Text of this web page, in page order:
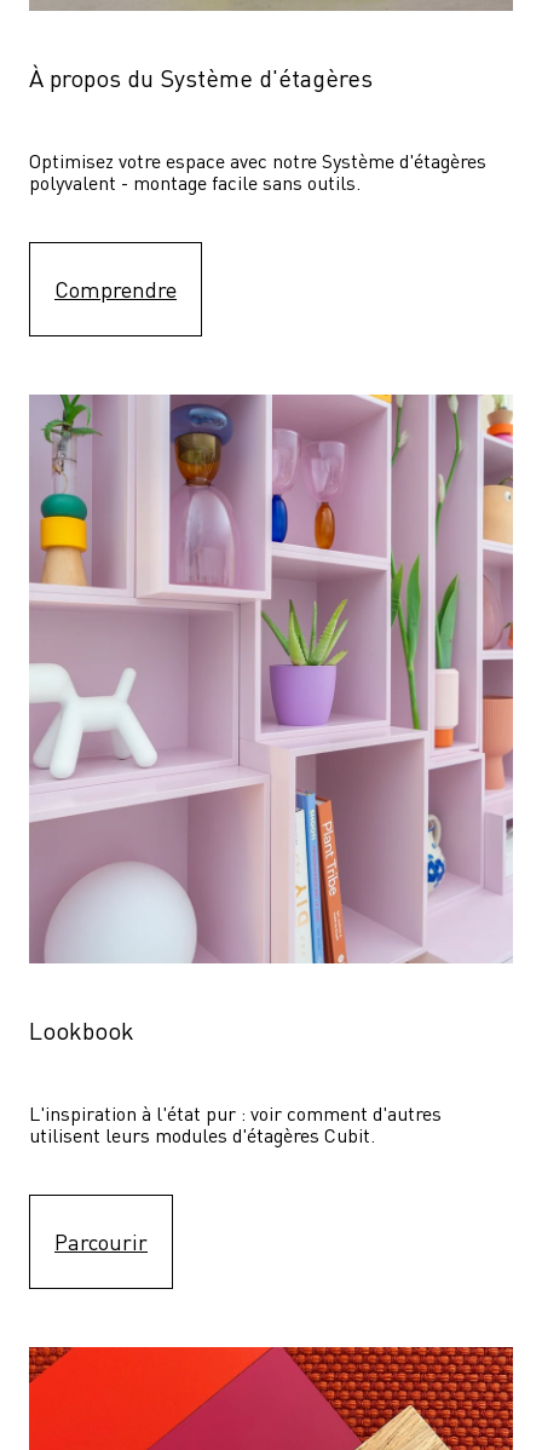
À propos du Système d'étagères
Optimisez votre espace avec notre Système d'étagères
polyvalent - montage facile sans outils.
Comprendre
Lookbook
L'inspiration à l'état pur : voir comment d'autres
utilisent leurs modules d'étagères Cubit.
Parcourir